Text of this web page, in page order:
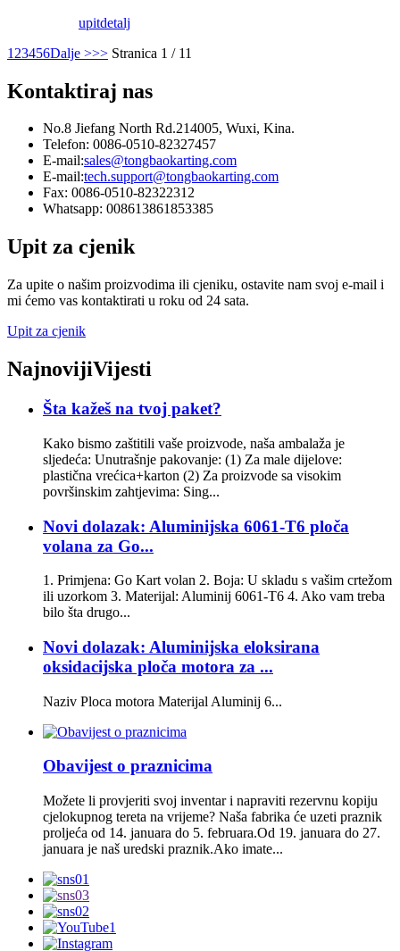
upitdetalj
1 23456Dalje >>> Stranica 1 / 11
Kontaktiraj nas
No.8 Jiefang North Rd.214005, Wuxi, Kina.
Telefon: 0086-0510-82327457
E-mail:sales@tongbaokarting.com
E-mail:tech.support@tongbaokarting.com
Fax: 0086-0510-82322312
Whatsapp: 008613861853385
Upit za cjenik
Za upite o našim proizvodima ili cjeniku, ostavite nam svoj e-mail i
mi ćemo vas kontaktirati u roku od 24 sata.
Upit za cjenik
NajnovijiVijesti
Šta kažeš na tvoj paket?
Kako bismo zaštitili vaše proizvode, naša ambalaža je
sljedeća: Unutrašnje pakovanje: (1) Za male dijelove:
plastična vrećica+karton (2) Za proizvode sa visokim
površinskim zahtjevima: Sing...
Novi dolazak: Aluminijska 6061-T6 ploča
volana za Go...
1. Primjena: Go Kart volan 2. Boja: U skladu s vašim crtežom
ili uzorkom 3. Materijal: Aluminij 6061-T6 4. Ako vam treba
bilo šta drugo...
Novi dolazak: Aluminijska eloksirana
oksidacijska ploča motora za ...
Naziv Ploca motora Materijal Aluminij 6...
Obavijest o praznicima
Možete li provjeriti svoj inventar i napraviti rezervnu kopiju
cjelokupnog tereta na vrijeme? Naša fabrika će uzeti praznik
proljeća od 14. januara do 5. februara.Od 19. januara do 27.
januara je naš uredski praznik.Ako imate...